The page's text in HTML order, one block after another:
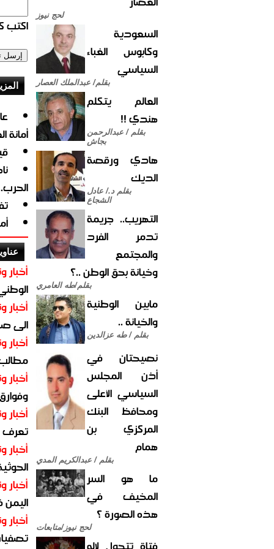
لحج نيوز
السعودية
وكابوس الغباء
السياسي
بقلم/ عبدالملك العصار
العالم يتكلم
هندي !!
بقلم / عبدالرحمن
بجاش
هادي ورقصة
الديك
بقلم د./ عادل
الشجاع
التهريب.. جريمة
تدمر الفرد
والمجتمع
وخيانة بحق الوطن ..؟
بقلم/طه العامري
مابين الوطنية
والخيانة ..
بقلم / طه عزالدين
نصيحتان في
أذن المجلس
السياسي الأعلى
ومحافظ البنك
المركزي بن
همام
بقلم / عبدالكريم المدي
ما هو السر
المخيف في
هذه الصورة ؟
لحج نيوز/متابعات
اكتب
أمانة
أخبار
أخبار
الى
أخبار
أخبار
أخبار
تعرف
أخبار
أخبار
أخبار